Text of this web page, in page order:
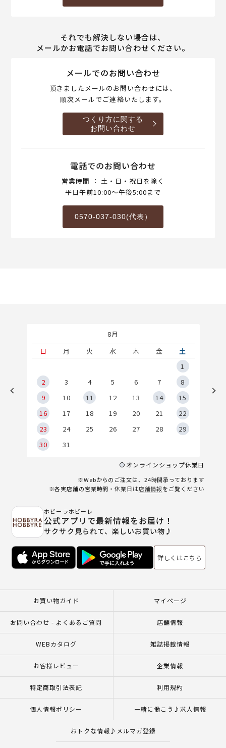
それでも解決しない場合は、
メールかお電話でお問い合わせください。
メールでのお問い合わせ
頂きましたメールのお問い合わせには、
順次メールでご連絡いたします。
つくり方に関する
お問い合わせ
電話でのお問い合わせ
営業時間 ： 土・日・祝日を除く
平日午前10:00～午後5:00まで
0570-037-030(代表）
8月
日
月 火 水 木 金
土
1
2
3 4 5 6 7
8
9
10 11 12 13 14
15
16
17 18 19 20 21
22
23
24 25 26 27 28
29
30
31
オンラインショップ休業日
※Webからのご注文は、24時間承っております
※各実店舗の営業時間・休業日は店舗情報をご覧ください
ホビーラホビーレ
公式アプリで最新情報をお届け！
サクサク見られて、楽しいお買い物♪
詳しくはこちら
お買い物ガイド マイページ
お問い合わせ - よくあるご質問 店舗情報
WEBカタログ 雑誌掲載情報
お客様レビュー 企業情報
特定商取引法表記 利用規約
個人情報ポリシー 一緒に働こう♪求人情報
おトクな情報♪メルマガ登録